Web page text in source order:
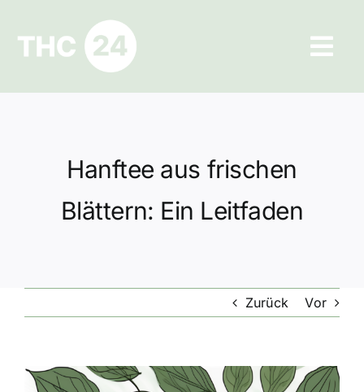
springen
Ratgeber
Datenschutz
Hanftee aus frischen
Blättern: Ein Leitfaden
Zurück Vor
Zeige